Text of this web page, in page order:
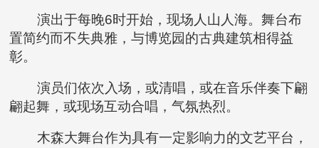
演出于每晚6时开始，现场人山人海。舞台布
置简约而不失典雅，与博览园的古典建筑相得益
彰。
演员们依次入场，或清唱，或在音乐伴奏下翩
翩起舞，或现场互动合唱，气氛热烈。
木森大舞台作为具有一定影响力的文艺平台，